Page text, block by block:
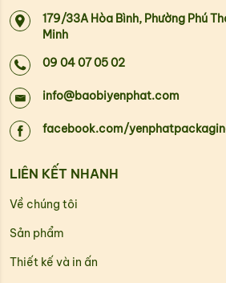
179/33A Hòa Bình, Phường Phú
Minh
09 04 07 05 02
info@baobiyenphat.com
facebook.com/
LIÊN KẾT NHANH
Về chúng tôi
Sản phẩm
Thiết kế và in ấn